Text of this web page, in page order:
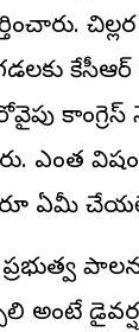
కాంగ్రెస్
ఎంత
ఏమీ
ప్రభుత్వ
అంటే